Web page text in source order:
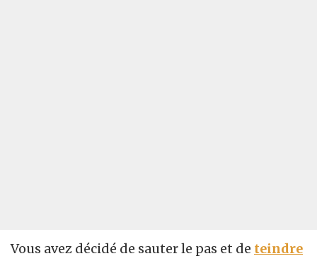
Vous avez décidé de sauter le pas et de teindre